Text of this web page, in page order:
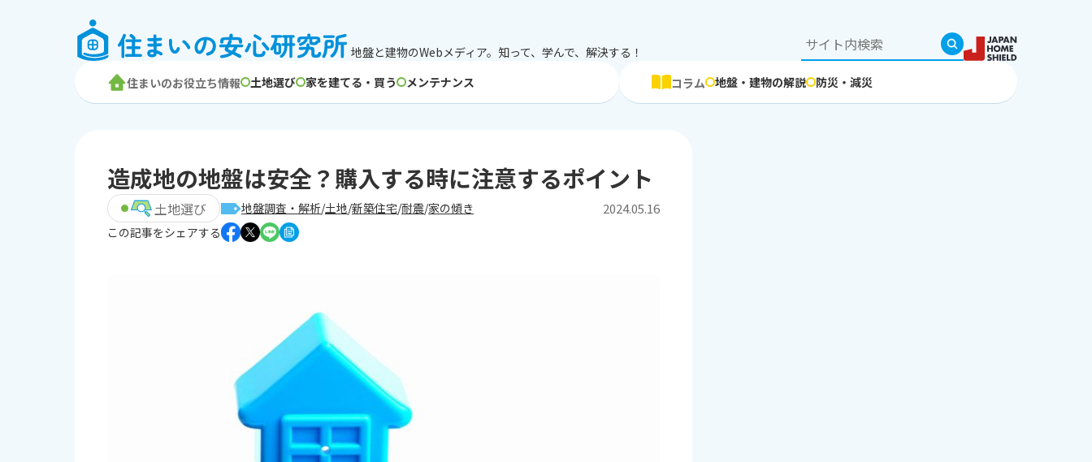
地盤と建物のWebメディア。知って、学んで、解決する！
住まいのお役立ち情報
土地選び 家を建てる・買う メンテナンス コラム 地盤・建物の解説 防災・減災
造成地の地盤は安全？購入する時に注意するポイント
土地選び 地盤調査・解析 土地 新築住宅 耐震 家の傾き 2024.05.16
この記事をシェアする